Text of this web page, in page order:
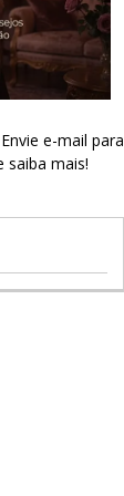
e-mail para
saiba mais!